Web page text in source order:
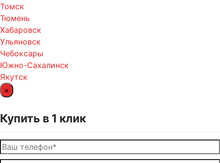
Томск
Тюмень
Хабаровск
Ульяновск
Чебоксары
Южно-Сахалинск
Якутск
×
Купить в 1 клик